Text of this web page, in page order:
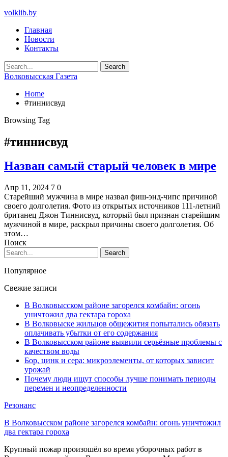
volklib.by
Главная
Новости
Контакты
Волковысская Газета
Home
#тиннисвуд
Browsing Tag
#тиннисвуд
Назван самый старый человек в мире
Апр 11, 2024 7 0
Старейший мужчина в мире назвал фиш-энд-чипс причиной
своего долголетия. Фото из открытых источников 111-летний
британец Джон Тиннисвуд, который был признан старейшим
мужчиной в мире, раскрыл причины своего долголетия. Об
этом…
Поиск
Популярное
Свежие записи
В Волковысском районе загорелся комбайн: огонь
уничтожил два гектара гороха
В Волковыске жильцов общежития попытались обязать
оплачивать убытки от его содержания
В Волковысском районе выявили серьёзные проблемы с
качеством воды
Бор, цинк и сера: микроэлементы, от которых зависит
урожай
Почему люди ищут способы лучше понимать периоды
перемен и неопределенности
Резонанс
В Волковысском районе загорелся комбайн: огонь уничтожил
два гектара гороха
Крупный пожар произошёл во время уборочных работ в